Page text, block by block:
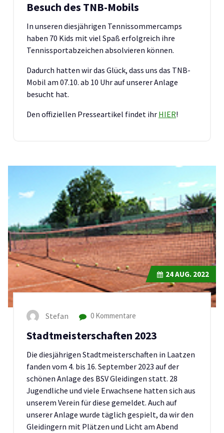
Besuch des TNB-Mobils
In unseren diesjährigen Tennissommercamps
haben 70 Kids mit viel Spaß erfolgreich ihre
Tennissportabzeichen absolvieren können.
Dadurch hatten wir das Glück, dass uns das TNB-
Mobil am 07.10. ab 10 Uhr auf unserer Anlage
besucht hat.
Den offiziellen Presseartikel findet ihr HIER!
24AUG. 2022
Stefan 0 Kommentare
Stadtmeisterschaften 2023
Die diesjährigen Stadtmeisterschaften in Laatzen
fanden vom 4. bis 16. September 2023 auf der
schönen Anlage des BSV Gleidingen statt. 28
Jugendliche und viele Erwachsene hatten sich aus
unserem Verein für diese gemeldet. Auch auf
unserer Anlage wurde täglich gespielt, da wir den
Gleidingern mit Plätzen und Licht am Abend